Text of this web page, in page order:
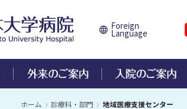
Foreign
Language
外来のご案内
入院のご案内
診療科・部門
センター
医療関係の方
教育・研究／研修
病院について
ホーム 診療科・部門 地域医療支援センター